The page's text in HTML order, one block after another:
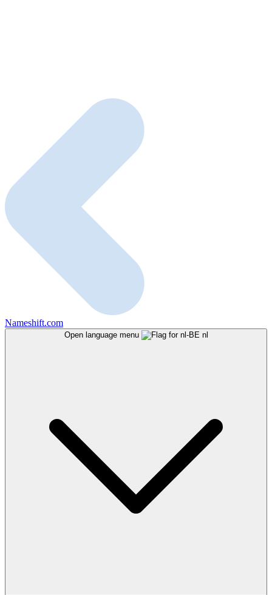
Nameshift.com
Open language menu nl